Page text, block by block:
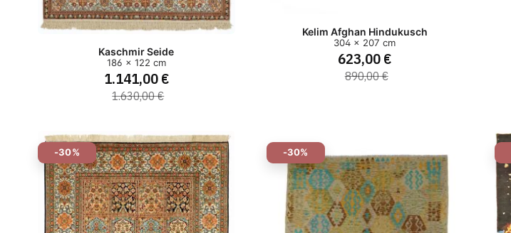
Kaschmir Seide
186 x 122 cm
1.141,00 €
1.630,00 €
Kelim Afghan Hindukusch
304 x 207 cm
623,00 €
890,00 €
-30% -30%